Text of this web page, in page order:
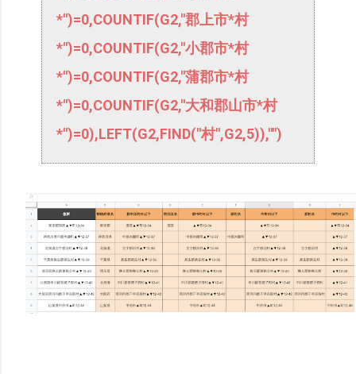
*")=0,COUNTIF(G2,"郡上市*村
*")=0,COUNTIF(G2,"小郡市*村
*")=0,COUNTIF(G2,"蒲郡市*村
*")=0,COUNTIF(G2,"大和郡山市*村
*")=0),LEFT(G2,FIND("村",G2,5)),"")